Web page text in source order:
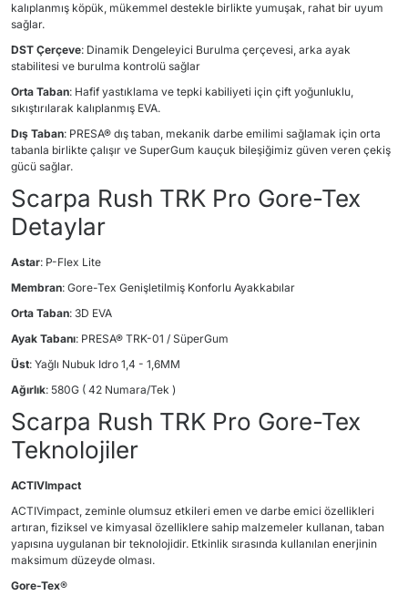
kalıplanmış köpük, mükemmel destekle birlikte yumuşak, rahat bir uyum
sağlar.
DST Çerçeve: Dinamik Dengeleyici Burulma çerçevesi, arka ayak
stabilitesi ve burulma kontrolü sağlar
Orta Taban: Hafif yastıklama ve tepki kabiliyeti için çift yoğunluklu,
sıkıştırılarak kalıplanmış EVA.
Dış Taban: PRESA® dış taban, mekanik darbe emilimi sağlamak için orta
tabanla birlikte çalışır ve SuperGum kauçuk bileşiğimiz güven veren çekiş
gücü sağlar.
Scarpa Rush TRK Pro Gore-Tex
Detaylar
Astar: P-Flex Lite
Membran: Gore-Tex Genişletilmiş Konforlu Ayakkabılar
Orta Taban: 3D EVA
Ayak Tabanı: PRESA® TRK-01 / SüperGum
Üst: Yağlı Nubuk Idro 1,4 - 1,6MM
Ağırlık: 580G ( 42 Numara/Tek )
Scarpa Rush TRK Pro Gore-Tex
Teknolojiler
ACTIVImpact
ACTIVimpact, zeminle olumsuz etkileri emen ve darbe emici özellikleri
artıran, fiziksel ve kimyasal özelliklere sahip malzemeler kullanan, taban
yapısına uygulanan bir teknolojidir. Etkinlik sırasında kullanılan enerjinin
maksimum düzeyde olması.
Gore-Tex®